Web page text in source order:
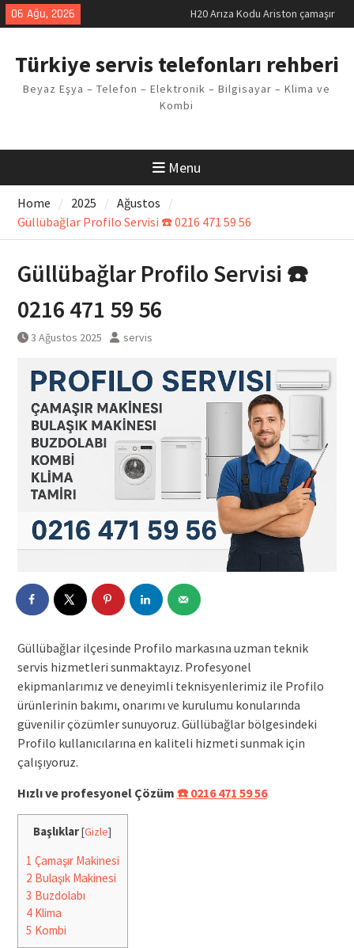
Skip
to
06 Ağu, 2026
LG kombi E2 Arızası Çözümü
Vaillant çamaşır makinesi E03
Arıza Kodu
Ferroli klima E3 Arızası Çözümü
Türkiye servis telefonları rehberi
Beyaz Eşya – Telefon – Elektronik – Bilgisayar – Klima ve
Kombi
Menu
Home 2025
Ağustos
Güllübağlar Profilo Servisi ☎️ 0216 471 59 56
Güllübağlar Profilo Servisi ☎️
0216 471 59 56
3 Ağustos 2025 servis
Güllübağlar ilçesinde Profilo markasına uzman teknik
servis hizmetleri sunmaktayız. Profesyonel
ekipmanlarımız ve deneyimli teknisyenlerimiz ile Profilo
ürünlerinin bakımı, onarımı ve kurulumu konularında
güvenilir çözümler sunuyoruz. Güllübağlar bölgesindeki
Profilo kullanıcılarına en kaliteli hizmeti sunmak için
çalışıyoruz.
Hızlı ve profesyonel Çözüm ☎️ 0216 471 59 56
Başlıklar[Gizle]
1 Çamaşır Makinesi
2 Bulaşık Makinesi
3 Buzdolabı
4Klima
5 Kombi